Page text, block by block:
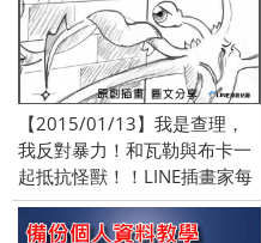
【2015/01/13】我是查理，
我反對暴力！和瓦勒與布卡一
起抵抗怪獸！！LINE插畫家每
日繪畫貼圖作品！原創精彩連
載中！